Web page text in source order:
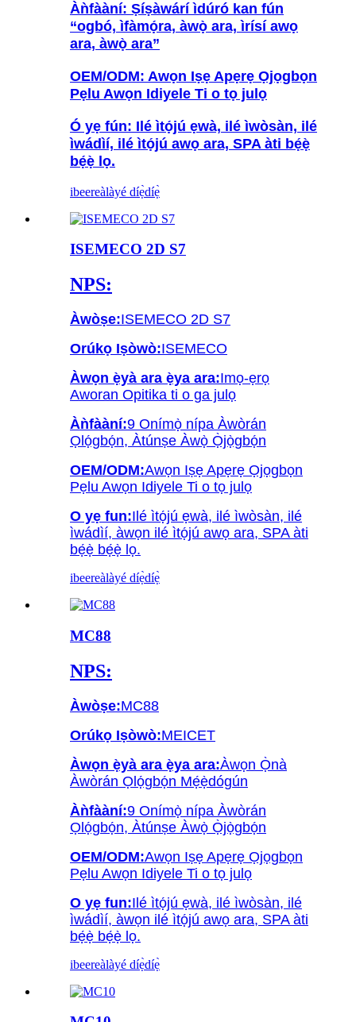
Àǹfààní: Ṣíṣàwárí ìdúró kan fún
“ogbó, ìfàmọ́ra, àwọ̀ ara, ìrísí awọ
ara, àwọ̀ ara”
OEM/ODM: Awọn Iṣẹ Apẹrẹ Ọjọgbọn
Pẹlu Awọn Idiyele Ti o tọ julọ
Ó yẹ fún: Ilé ìtọ́jú ẹwà, ilé ìwòsàn, ilé
ìwádìí, ilé ìtọ́jú awọ ara, SPA àti bẹ́ẹ̀
bẹ́ẹ̀ lọ.
ibeereàlàyé díẹ̀díẹ̀
ISEMECO 2D S7
NPS:
Àwòṣe:ISEMECO 2D S7
Orúkọ Iṣòwò:ISEMECO
Àwọn ẹ̀yà ara ẹ̀ya ara:Imọ-ẹrọ
Aworan Opitika ti o ga julọ
Àǹfààní:9 Onímọ̀ nípa Àwòrán
Ọlọ́gbọ́n, Àtúnṣe Àwọ̀ Ọ̀jọ̀gbọ́n
OEM/ODM:Awọn Iṣẹ Apẹrẹ Ọjọgbọn
Pẹlu Awọn Idiyele Ti o tọ julọ
O yẹ fun:Ilé ìtọ́jú ẹwà, ilé ìwòsàn, ilé
ìwádìí, àwọn ilé ìtọ́jú awọ ara, SPA àti
bẹ́ẹ̀ bẹ́ẹ̀ lọ.
ibeereàlàyé díẹ̀díẹ̀
MC88
NPS:
Àwòṣe:MC88
Orúkọ Iṣòwò:MEICET
Àwọn ẹ̀yà ara ẹ̀ya ara:Àwọn Ọ̀nà
Àwòrán Ọlọ́gbọ́n Mẹ́ẹ̀dógún
Àǹfààní:9 Onímọ̀ nípa Àwòrán
Ọlọ́gbọ́n, Àtúnṣe Àwọ̀ Ọ̀jọ̀gbọ́n
OEM/ODM:Awọn Iṣẹ Apẹrẹ Ọjọgbọn
Pẹlu Awọn Idiyele Ti o tọ julọ
O yẹ fun:Ilé ìtọ́jú ẹwà, ilé ìwòsàn, ilé
ìwádìí, àwọn ilé ìtọ́jú awọ ara, SPA àti
bẹ́ẹ̀ bẹ́ẹ̀ lọ.
ibeereàlàyé díẹ̀díẹ̀